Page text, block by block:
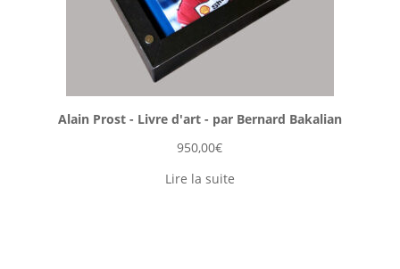
Alain Prost - Livre d'art - par Bernard Bakalian
950,00€
Lire la suite